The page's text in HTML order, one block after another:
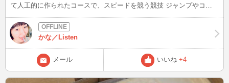
て人工的に作られたコースで、スピードを競う競技 ジャンプやコー
うねぇ・・・ コースは一般公道じゃ無いので、プロでも二輪免許持
ってない人がいるようだ その代わり、ライセンス区分がある 地方選
手権しか持ってないなら地方の大会しか出れないし、国際ライセンス
持ってたら世界で戦える 勝ち上がればライセンスが取れるシステム
なので、上に上がれば上がるほど難易度上がるんだろうね 勝ち上が
った人たちの裏で、悔しい思いした人がどれだけいるんだろ
かな／Listen
メール いいね +4